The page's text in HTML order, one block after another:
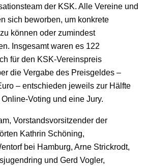
der KSK. Alle Vereine und
sich beworben, um konkrete
können oder zumindest
Insgesamt waren es 122
für den KSK-Vereinspreis
die Vergabe des Preisgeldes –
– entschieden jeweils zur Hälfte
Voting und eine Jury.
Vorstandsvorsitzender der
Kathrin Schöning,
bei Hamburg, Arne Strickrodt,
und Gerd Vogler,